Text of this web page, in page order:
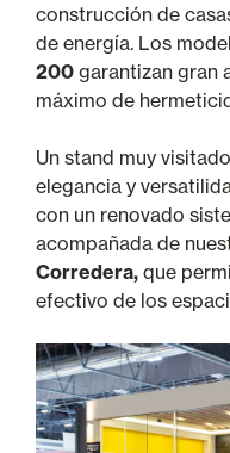
construcción de
de energía. Los
200 garantizan gran
máximo de
Un stand muy
elegancia y
con un renovado
acompañada de
Corredera, que
efectivo de los